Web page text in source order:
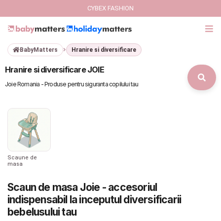
GIFT CARD
CARUCIOARE COPII
SCOICI AUTO
CYBEX FASHION
BabyMatters Hranire si diversificare
Hranire si diversificare JOIE
Joie Romania - Produse pentru siguranta copilului tau
Scaune de
masa
Scaun de masa Joie - accesoriul
indispensabil la inceputul diversificarii
bebelusului tau